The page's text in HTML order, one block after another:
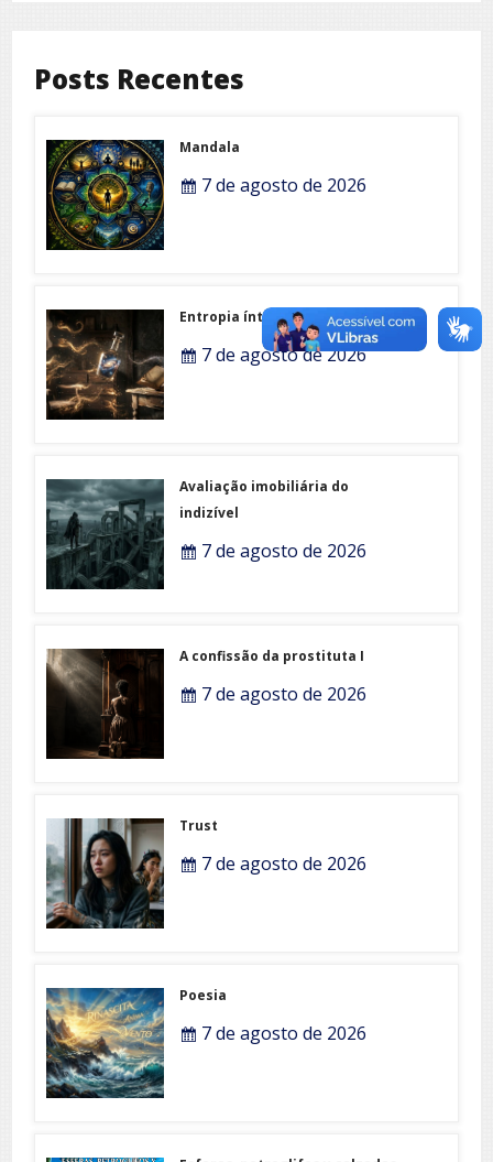
Posts Recentes
Mandala
7 de agosto de 2026
Entropia íntima
7 de agosto de 2026
Avaliação imobiliária do
indizível
7 de agosto de 2026
A confissão da prostituta I
7 de agosto de 2026
Trust
7 de agosto de 2026
Poesia
7 de agosto de 2026